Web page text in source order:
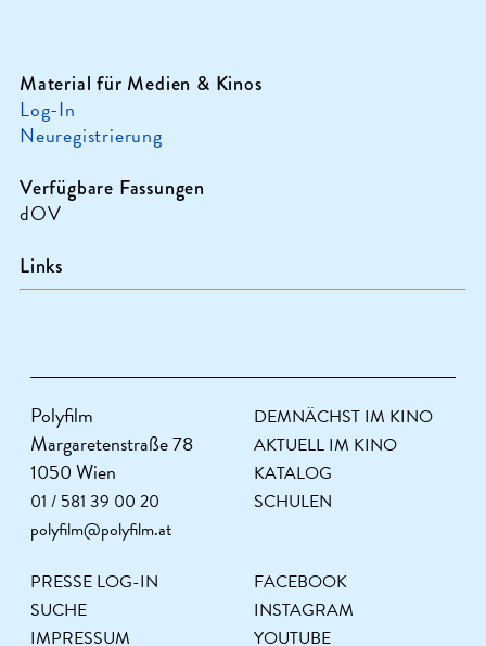
Material für Medien & Kinos
Log-In
Neuregistrierung
Verfügbare Fassungen
dOV
Links
Polyfilm
Margaretenstraße 78
1050 Wien
01 / 581 39 00 20
polyfilm@polyfilm.at
DEMNÄCHST IM KINO
AKTUELL IM KINO
KATALOG
SCHULEN
PRESSE LOG-IN
SUCHE
IMPRESSUM
FACEBOOK
INSTAGRAM
YOUTUBE